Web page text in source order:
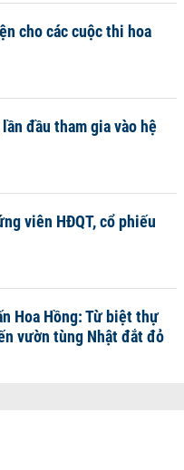
cho các cuộc thi hoa
đầu tham gia vào hệ
viên HĐQT, cổ phiếu
Hoa Hồng: Từ biệt thự
vườn tùng Nhật đắt đỏ